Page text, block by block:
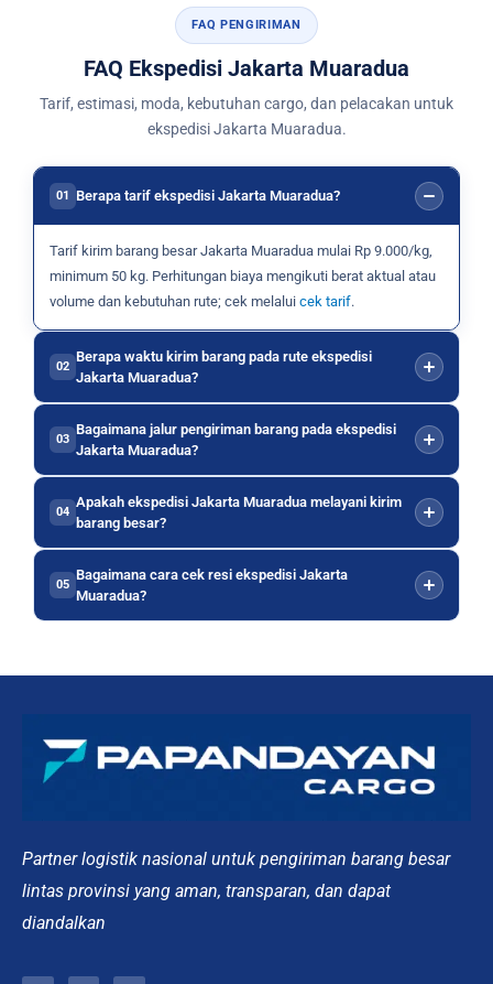
FAQ PENGIRIMAN
FAQ Ekspedisi Jakarta Muaradua
Tarif, estimasi, moda, kebutuhan cargo, dan pelacakan untuk
ekspedisi Jakarta Muaradua.
01 Berapa tarif ekspedisi Jakarta Muaradua?
Tarif kirim barang besar Jakarta Muaradua mulai Rp 9.000/kg,
minimum 50 kg. Perhitungan biaya mengikuti berat aktual atau
volume dan kebutuhan rute; cek melalui cek tarif.
02
Berapa waktu kirim barang pada rute ekspedisi
Jakarta Muaradua?
03
Bagaimana jalur pengiriman barang pada ekspedisi
Jakarta Muaradua?
04
Apakah ekspedisi Jakarta Muaradua melayani kirim
barang besar?
05
Bagaimana cara cek resi ekspedisi Jakarta
Muaradua?
Partner logistik nasional untuk pengiriman barang besar
lintas provinsi yang aman, transparan, dan dapat
diandalkan